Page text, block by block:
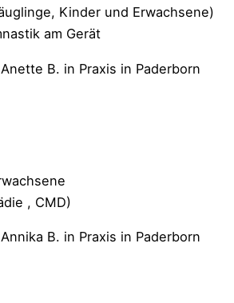
Kinder und Erwachsene)
am Gerät
, CMD)